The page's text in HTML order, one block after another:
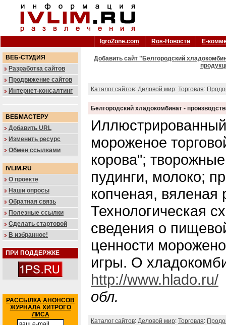
IgroZone.com Ros-Новости Е-
ВЕБ-СТУДИЯ
Разработка сайтов
Продвижение сайтов
Интернет-консалтинг
ВЕБМАСТЕРУ
Добавить URL
Изменить ресурс
Обмен ссылками
IVLIM.RU
О проекте
Наши опросы
Обратная связь
Полезные ссылки
Сделать стартовой
В избранное!
ПРИ ПОДДЕРЖКЕ
РАССЫЛКА АНОНСОВ
ЖУРНАЛА ХИТРОГО
ЛИСА
Добавить сайт "Белгородский
Каталог сайтов: Деловой мир: Торговля:
Белгородский хладокомбинат -
мороженое
корова";
пудинги, молоко;
копченая,
Технологическая
сведения о
ценности
игры. О
http://www.hlado.ru/
обл.
Каталог сайтов: Деловой мир: Торговля: